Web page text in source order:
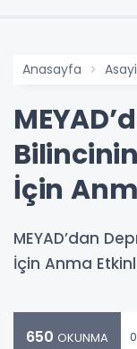
Anasayfa
İçin
MEYAD’dan
İçin Anma
650 OKUNMA